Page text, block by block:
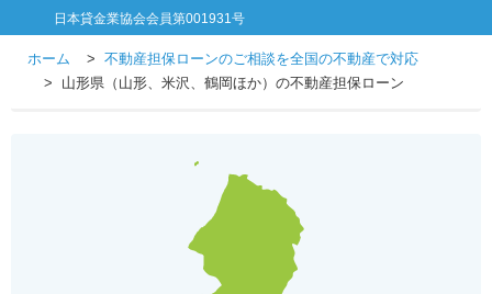
日本貸金業協会会員第001931号
ホーム
不動産担保ローンのご相談を全国の不動産で対応
山形県（山形、米沢、鶴岡ほか）の不動産担保ローン